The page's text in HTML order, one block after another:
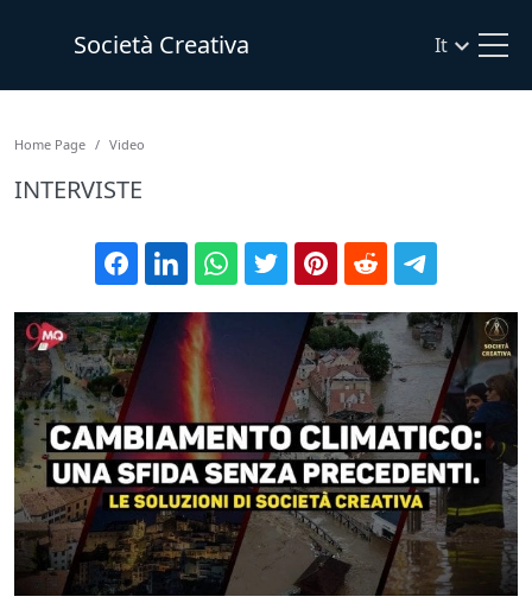
Società Creativa It
Home Page Video
INTERVISTE